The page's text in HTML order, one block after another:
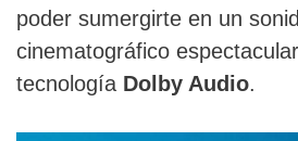
poder sumergirte en un
cinematográfico
tecnología Dolby Audio.